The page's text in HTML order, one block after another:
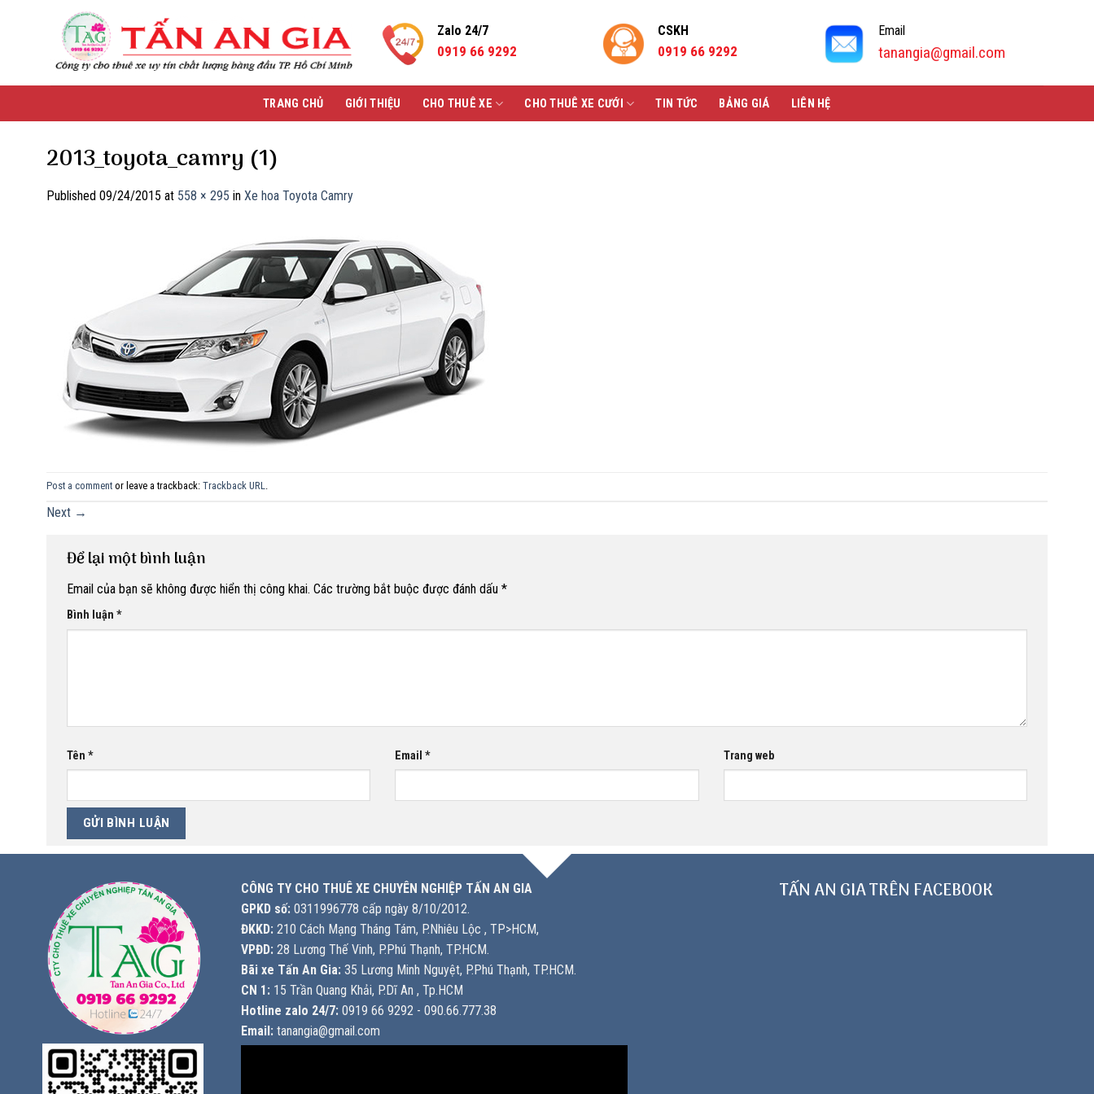
Zalo 24/7
0919 66 9292
CSKH
0919 66 9292
Email
tanangia@gmail.com
TRANG CHỦ GIỚI THIỆU CHO THUÊ XE CHO THUÊ XE CƯỚI TIN TỨC BẢNG GIÁ LIÊN HỆ
2013_toyota_camry (1)
Published 09/24/2015 at 558 × 295 in Xe hoa Toyota Camry
Post a comment or leave a trackback: Trackback URL
Next →
Để lại một bình luận
Email của bạn sẽ không được hiển thị công khai. Các trường bắt buộc được đánh dấu *
Bình luận *
Tên * Email* Trang web
CÔNG TY CHO THUÊ XE CHUYÊN NGHIỆP TẤN AN GIA
GPKD số: 0311996778 cấp ngày 8/10/2012.
ĐKKD: 210 Cách Mạng Tháng Tám, P.Nhiêu Lộc , TP>HCM,
VPĐD: 28 Lương Thế Vinh, P.Phú Thạnh, TP.HCM.
Bãi xe Tấn An Gia: 35 Lương Minh Nguyệt, P.Phú Thạnh, TP.HCM.
CN 1: 15 Trần Quang Khải, P.Dĩ An , Tp.HCM
Hotline zalo 24/7: 0919 66 9292 - 090.66.777.38
Email: tanangia@gmail.com
TẤN AN GIA TRÊN FACEBOOK